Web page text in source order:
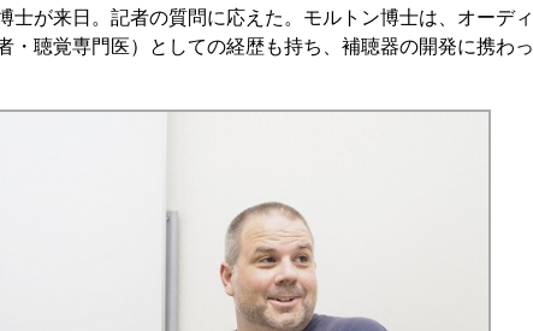
士が来日。記者の質問に応えた。モルトン博士は、オーデ
・聴覚専門医）としての経歴も持ち、補聴器の開発に携わ